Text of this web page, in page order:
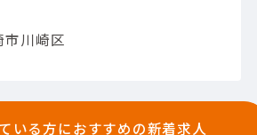
市川崎区
いる方におすすめの新着求人